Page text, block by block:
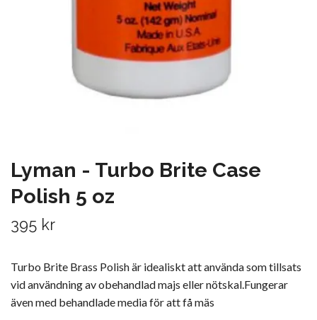
Lyman - Turbo Brite Case
Polish 5 oz
395 kr
Turbo Brite Brass Polish är idealiskt att använda som tillsats
vid användning av obehandlad majs eller nötskal.Fungerar
även med behandlade media för att få mäs